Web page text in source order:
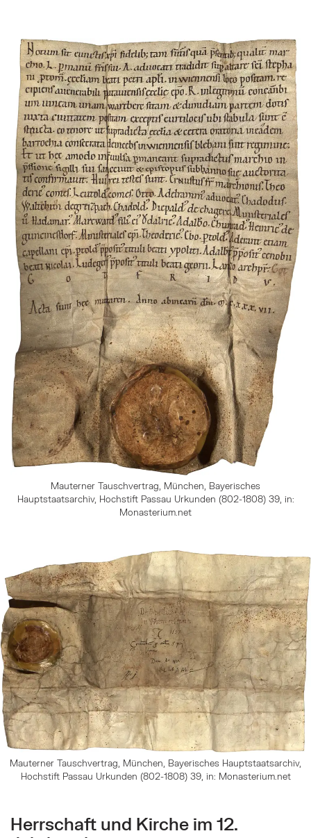
Mauterner Tauschvertrag, München, Bayerisches
Hauptstaatsarchiv, Hochstift Passau Urkunden (802-1808) 39, in:
Monasterium.net
Mauterner Tauschvertrag, München, Bayerisches Hauptstaatsarchiv,
Hochstift Passau Urkunden (802-1808) 39, in: Monasterium.net
Herrschaft und Kirche im 12.